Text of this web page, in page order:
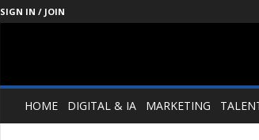
SIGN IN / JOIN
Management
SocietyHOME DIGITAL & IA MARKETING